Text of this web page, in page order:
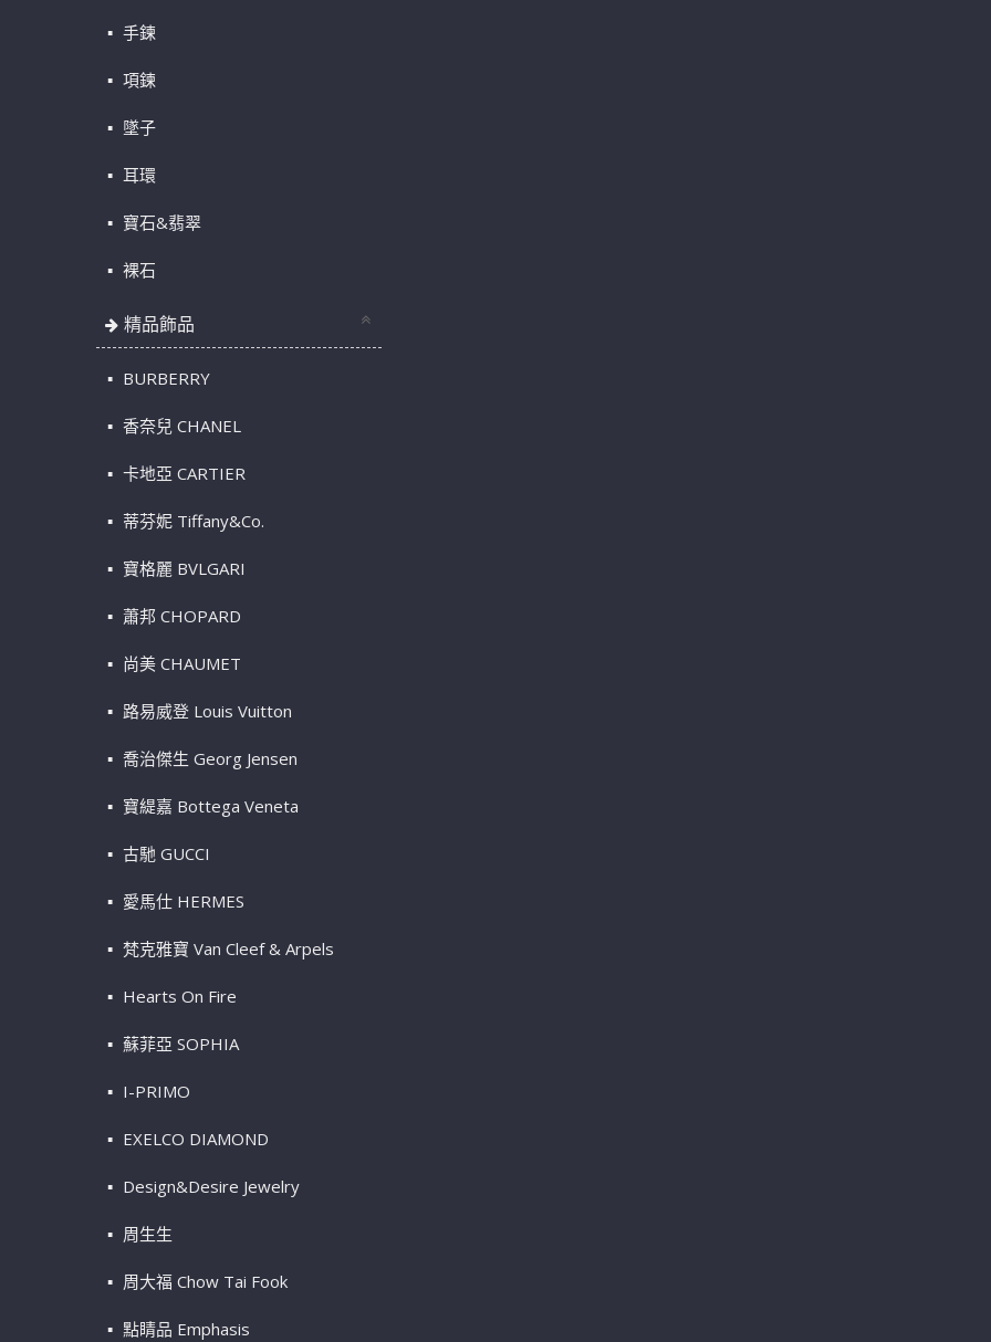
手鍊
項鍊
墜子
耳環
寶石&翡翠
裸石
精品飾品
BURBERRY
香奈兒 CHANEL
卡地亞 CARTIER
蒂芬妮 Tiffany&Co.
寶格麗 BVLGARI
蕭邦 CHOPARD
尚美 CHAUMET
路易威登 Louis Vuitton
喬治傑生 Georg Jensen
寶緹嘉 Bottega Veneta
古馳 GUCCI
愛馬仕 HERMES
梵克雅寶 Van Cleef & Arpels
Hearts On Fire
蘇菲亞 SOPHIA
I-PRIMO
EXELCO DIAMOND
Design&Desire Jewelry
周生生
周大福 Chow Tai Fook
點睛品 Emphasis